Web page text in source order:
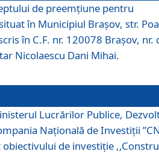
de preemţiune pentru
în Municipiul Braşov, str.
în C.F. nr. 120078 Brașov, nr.
Nicolaescu Dani Mihai.
Lucrărilor Publice,
Naţională de Investiţii
de investiţie